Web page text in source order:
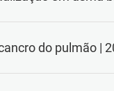
do pulmão |